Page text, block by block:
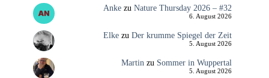
Ankezu Nature Thursday 2026 – #32
6. August 2026
Elkezu Der krumme Spiegel der Zeit
5. August 2026
Martin zu Sommer in Wuppertal
5. August 2026